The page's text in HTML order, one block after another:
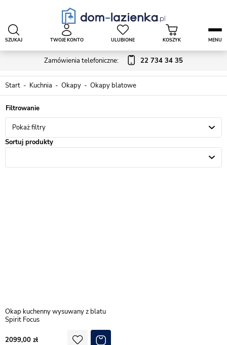
Zamówienia telefoniczne: 22 734 34 35
SZUKAJ TWOJE KONTO ULUBIONE KOSZYK MENU
Start Kuchnia Okapy Okapy blatowe
Pokaż filtry
Sortuj produkty
Okap kuchenny wysuwany z blatu
Spirit Focus
2099,00